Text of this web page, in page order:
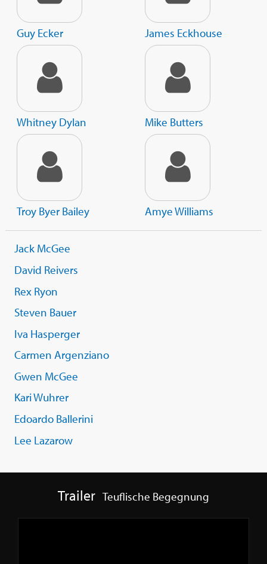
Guy Ecker James Eckhouse
Whitney Dylan Mike Butters
Troy Byer Bailey Amye Williams
Jack McGee
David Reivers
Rex Ryon
Steven Bauer
Iva Hasperger
Carmen Argenziano
Gwen McGee
Kari Wuhrer
Edoardo Ballerini
Lee Lazarow
Trailer Teuflische Begegnung